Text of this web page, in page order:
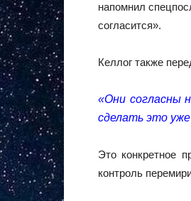
напомнил
согласится».
Келлог также
«Они согласны
сделать это
Это конкретное
контроль